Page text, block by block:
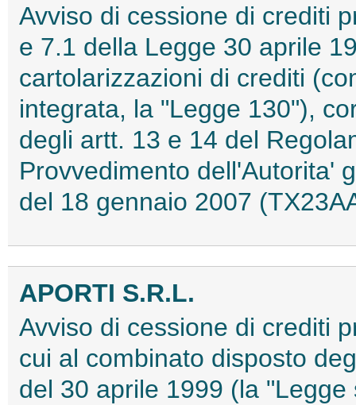
Avviso di cessione di crediti
e 7.1 della Legge 30 aprile
cartolarizzazioni di crediti
integrata, la "Legge 130"),
degli artt. 13 e 14 del
Provvedimento dell'Autorita'
del 18 gennaio 2007
APORTI S.R.L.
Avviso di cessione di crediti
cui al combinato disposto
del 30 aprile 1999 (la